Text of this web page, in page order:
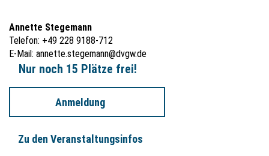
Annette Stegemann
Telefon: +49 228 9188-712
E-Mail: annette.stegemann@dvgw.de
Nur noch 15 Plätze frei!
Anmeldung
Zu den Veranstaltungsinfos